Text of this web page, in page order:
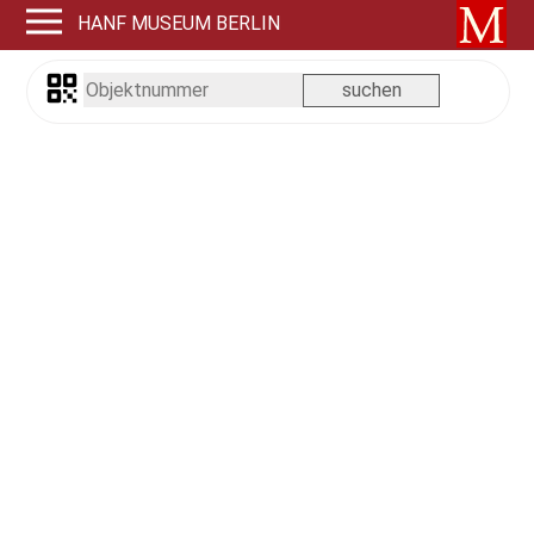
HANF MUSEUM BERLIN